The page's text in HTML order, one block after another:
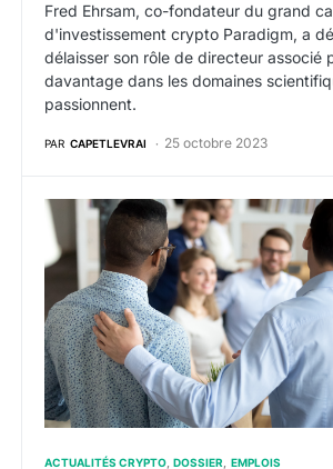
Fred Ehrsam, co-fondateur du grand
d'investissement crypto Paradigm, a
délaisser son rôle de directeur associé
davantage dans les domaines
passionnent.
PAR CAPETLEVRAI 25 octobre 2023
Offres d’emploi web3 crypto de
ACTUALITÉS CRYPTO DOSSIER EMPLOIS